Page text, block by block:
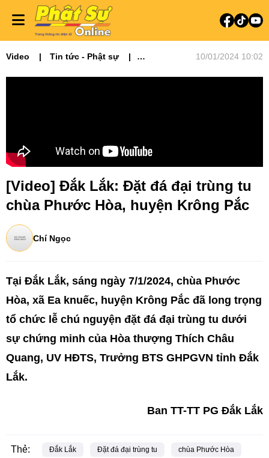
Video
Tin tức - Phật sự
10/01/2024 10:02
[Video] Đắk Lắk: Đặt đá đại trùng tu
chùa Phước Hòa, huyện Krông Pắc
Chí Ngọc
Tại Đắk Lắk, sáng ngày 7/1/2024, chùa Phước
Hòa, xã Ea knuếc, huyện Krông Pắc đã long trọng
tổ chức lễ chú nguyện đặt đá đại trùng tu dưới
sự chứng minh của Hòa thượng Thích Châu
Quang, UV HĐTS, Trưởng BTS GHPGVN tỉnh Đắk
Lắk.
Ban TT-TT PG Đắk Lắk
Thẻ: Đắk Lắk Đặt đá đại trùng tu chùa Phước Hòa